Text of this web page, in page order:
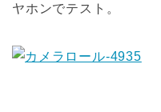
ヤホンでテスト。